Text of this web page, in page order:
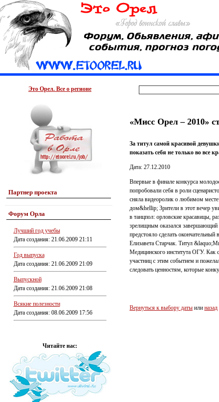
Это Орел. Все о регионе
Партнер проекта
Форум Орла
Лучший год учебы
Дата создания: 21.06.2009 21:11
Год выпуска
Дата создания: 21.06.2009 21:09
Выпускной
Дата создания: 21.06.2009 21:08
Всякие полезности
Дата создания: 08.06.2009 17:56
Читайте нас:
«Мисс Орел – 2010»
За титул самой красивой
показать себя не только во все
Дата: 27.12.2010
Впервые в финале конкурса
попробовали себя в роли
сняла видеоролик о любимом
дом&hellip; Зрители в этот вечер
в танцпол: орловские красавицы,
зрелищным оказался завершающий
предстояло сделать
Елизавета Старчак. Титул
Медицинского института ОГУ. Как
участниц с этим событием и
следовать ценностям, которые
Вернуться к выбору даты или назад